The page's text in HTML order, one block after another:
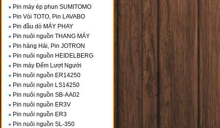
Pin máy ép phun SUMITOMO
Pin Vòi TOTO, Pin LAVABO
Pin đầu dò MÁY PHAY
Pin nuôi nguồn THANG MÁY
Pin hàng Hải, Pin JOTRON
Pin nuôi nguồn HEIDELBERG
Pin máy Đếm Lượt Người
Pin nuôi nguồn ER14250
Pin nuôi nguồn LS14250
Pin nuôi nguồn SB-AA02
Pin nuôi nguồn ER3V
Pin nuôi nguồn ER3
Pin nuôi nguồn SL-350